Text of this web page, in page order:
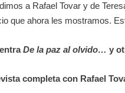
a Rafael Tovar y de
que ahora les mostramos.
De la paz al olvido… y
completa con Rafael